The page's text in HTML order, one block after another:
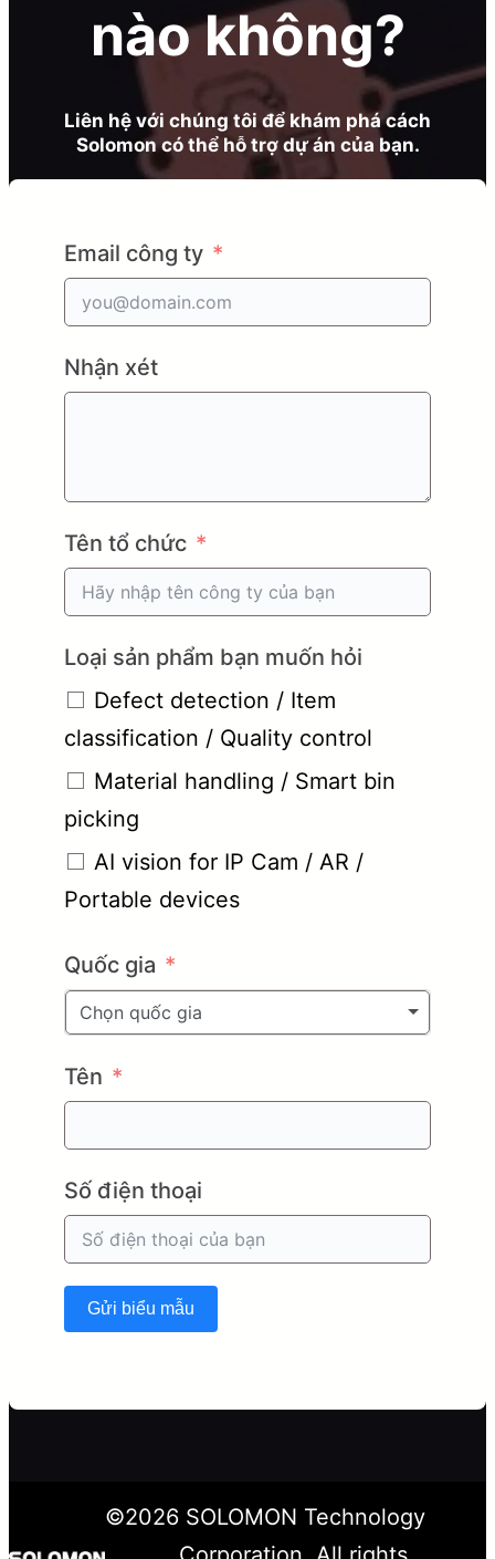
nào không?
Liên hệ với chúng tôi để khám phá cách
Solomon có thể hỗ trợ dự án của bạn.
Email công ty
Nhận xét
Tên tổ chức
Loại sản phẩm bạn muốn hỏi
Defect detection / Item
classification / Quality control
Material handling / Smart bin
picking
AI vision for IP Cam / AR /
Portable devices
Quốc gia
Chọn quốc gia
Tên
Số điện thoại
Gửi biểu mẫu
©2026SOLOMON Technology